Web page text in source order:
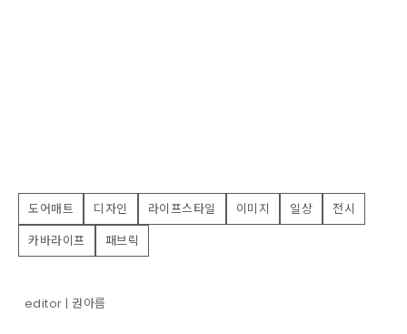
도어매트 디자인 라이프스타일 이미지 일상
전시
카바라이프
패브릭
editor | 권아름